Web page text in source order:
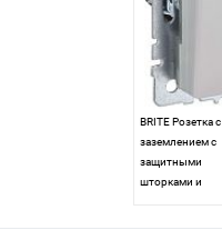
BRITE Розетка с
заземлением с
защитными
шторками и